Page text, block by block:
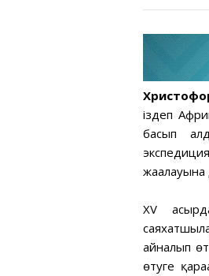
іздеп
басып
жағалауына
XV
айналып
өтуге